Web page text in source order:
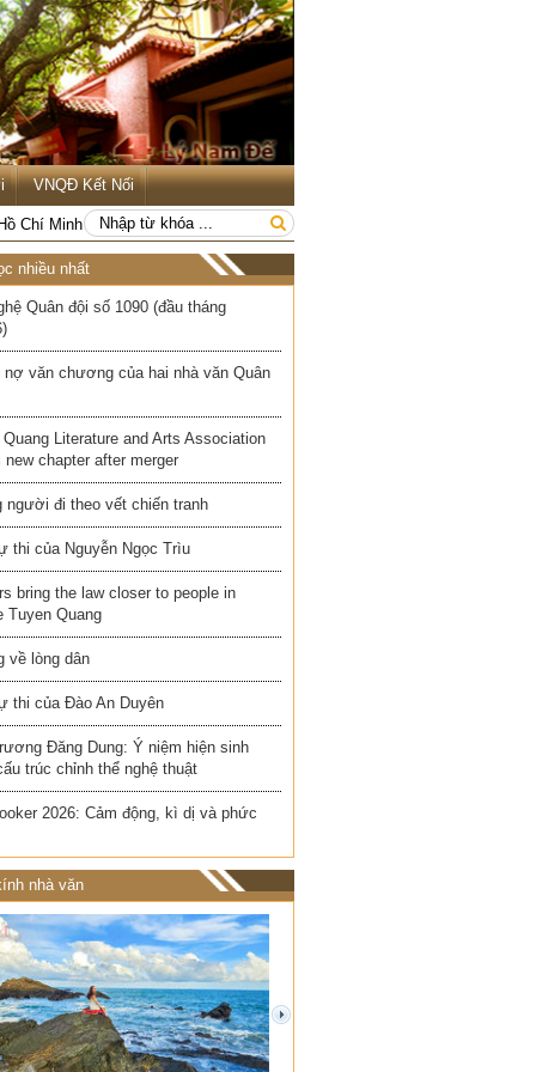
VNQĐ Kết Nối
Chí Minh
nhiều nhất
Quân đội số 1090 (đầu tháng
nợ văn chương của hai nhà văn Quân
Literature and Arts Association
new chapter after merger
người đi theo vết chiến tranh
thi của Nguyễn Ngọc Trìu
bring the law closer to people in
Tuyen Quang
về lòng dân
thi của Đào An Duyên
Đăng Dung: Ý niệm hiện sinh
trúc chỉnh thể nghệ thuật
2026: Cảm động, kì dị và phức
nhà văn
next